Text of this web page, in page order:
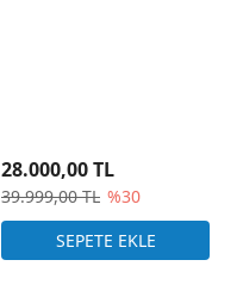
39.999,00 TL %30
28.000,00 TL